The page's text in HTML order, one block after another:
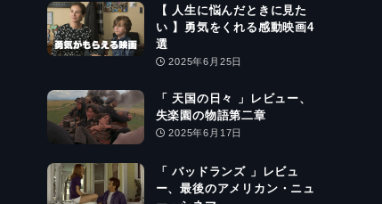
【 人生に悩んだときに見た
い 】勇気をくれる感動映画4
選
2025年6月25日
「 天国の日々 」レビュー、
失楽園の物語第二章
2025年6月17日
「 バッドランズ 」レビュ
ー、最後のアメリカン・ニュ